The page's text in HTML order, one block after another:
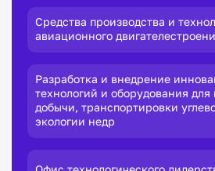
Средства производства и
авиационного
Разработка и внедрение
технологий и оборудования для
добычи, транспортировки
экологии недр